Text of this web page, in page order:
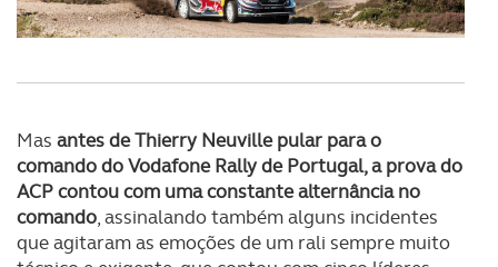
Mas antes de Thierry Neuville pular para o
comando do Vodafone Rally de Portugal, a prova do
ACP contou com uma constante alternância no
comando, assinalando também alguns incidentes
que agitaram as emoções de um rali sempre muito